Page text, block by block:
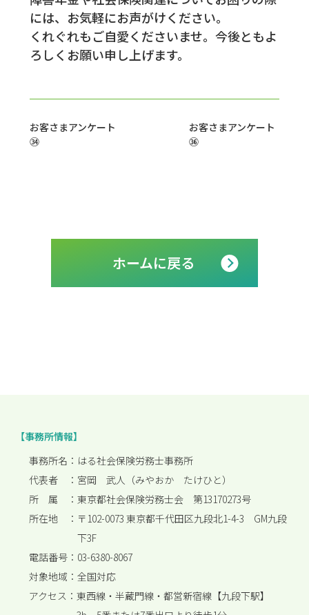
には、お気軽にお声がけください。
くれぐれもご自愛くださいませ。今後ともよ
ろしくお願い申し上げます。
お客さまアンケート
㉞
お客さまアンケート
㊱
ホームに戻る
【事務所情報】
事務所名： はる社会保険労務士事務所
代表者 ： 宮岡 武人（みやおか たけひと）
所 属 ：東京都社会保険労務士会 第13170273号
所在地 ： 〒102-0073 東京都千代田区九段北1-4-3 GM九段
下3F
電話番号： 03-6380-8067
対象地域：全国対応
アクセス：東西線・半蔵門線・都営新宿線【九段下駅】